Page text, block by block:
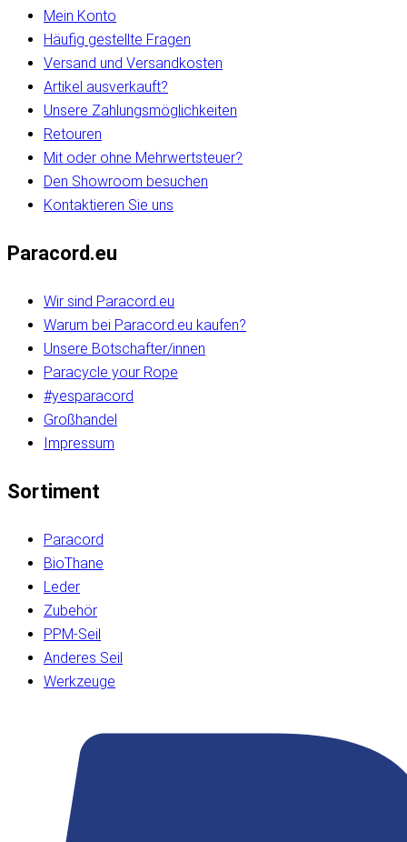
Mein Konto
Häufig gestellte Fragen
Versand und Versandkosten
Artikel ausverkauft?
Unsere Zahlungsmöglichkeiten
Retouren
Mit oder ohne Mehrwertsteuer?
Den Showroom besuchen
Kontaktieren Sie uns
Paracord.eu
Wir sind Paracord.eu
Warum bei Paracord.eu kaufen?
Unsere Botschafter/innen
Paracycle your Rope
#yesparacord
Großhandel
Impressum
Sortiment
Paracord
BioThane
Leder
Zubehör
PPM-Seil
Anderes Seil
Werkzeuge